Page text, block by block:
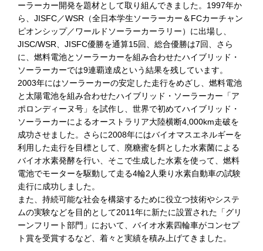
ーラーカー開発を題材として取り組んできました。1997年か
ら、JISFC／WSR（全日本学生ソーラーカー＆FCカーチャン
ピオンシップ／ワールドソーラーカーラリー）に出場し、
JISC/WSR、JISFC優勝を通算15回、総合優勝は7回、さら
に、燃料電池とソーラーカーを組み合わせたハイブリッド・
ソーラーカーでは9連覇達成という結果を残しています。
2003年にはソーラーカーの安定した走行をめざし、燃料電池
と太陽電池を組み合わせたハイブリッド・ソーラーカー「ア
ポロンディーヌ号」を試作し、世界で初めてハイブリッド・
ソーラーカーによるオーストラリア大陸横断4,000km走破を
成功させました。さらに2008年にはバイオマスエネルギーを
利用した走行を目標として、廃糖蜜を餌とした水素菌による
バイオ水素発酵を行い、そこで生成した水素を使って、燃料
電池でモーターを駆動して走る4輪2人乗り水素自動車の試験
走行に成功しました。
また、持続可能な社会を構築するために役立つ技術やシステ
ムの実験などを目的として2011年に新たに設置された「グリ
ーンフリート部門」において、バイオ水素四輪車がコンセプ
ト賞を受賞するなど、着々と実績を積み上げてきました。